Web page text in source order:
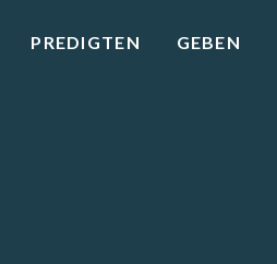
PREDIGTEN GEBEN